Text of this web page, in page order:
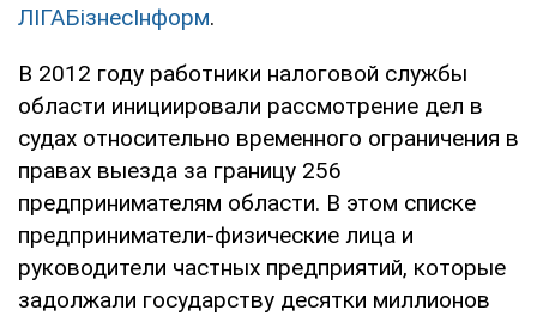
ЛIГАБiзнесIнформ.
В 2012 году работники налоговой службы
области инициировали рассмотрение дел в
судах относительно временного ограничения в
правах выезда за границу 256
предпринимателям области. В этом списке
предприниматели-физические лица и
руководители частных предприятий, которые
задолжали государству десятки миллионов